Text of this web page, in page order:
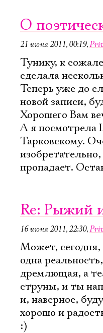
О
21 июня 2011, 00:19,
Тунику, к
сделала
Теперь уже до
новой записи,
Хорошего Вам
А я
Тарковскому.
пропадает.
Re: Рыжий
16 июня 2011, 22:30,
Может, сегодня,
одна
дремлющая, а
струны, и ты
и, наверное,
хорошо и
:)